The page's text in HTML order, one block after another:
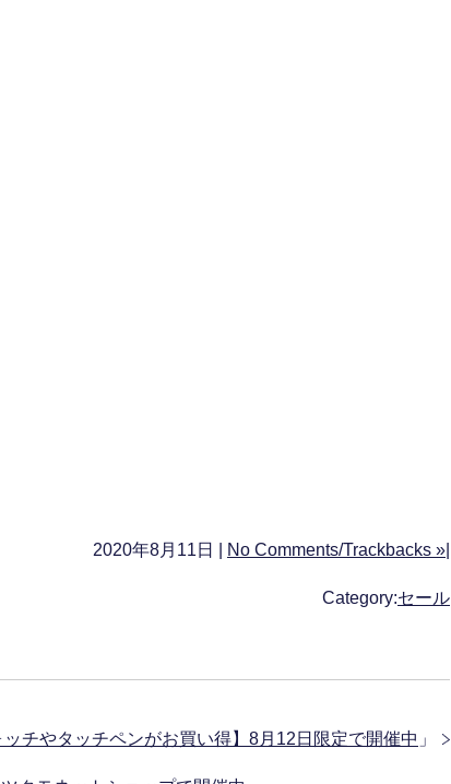
2020年8月11日 | No Comments/Trackbacks »
Category:セール
チやタッチペンがお買い得】8月12日限定で開催中 」